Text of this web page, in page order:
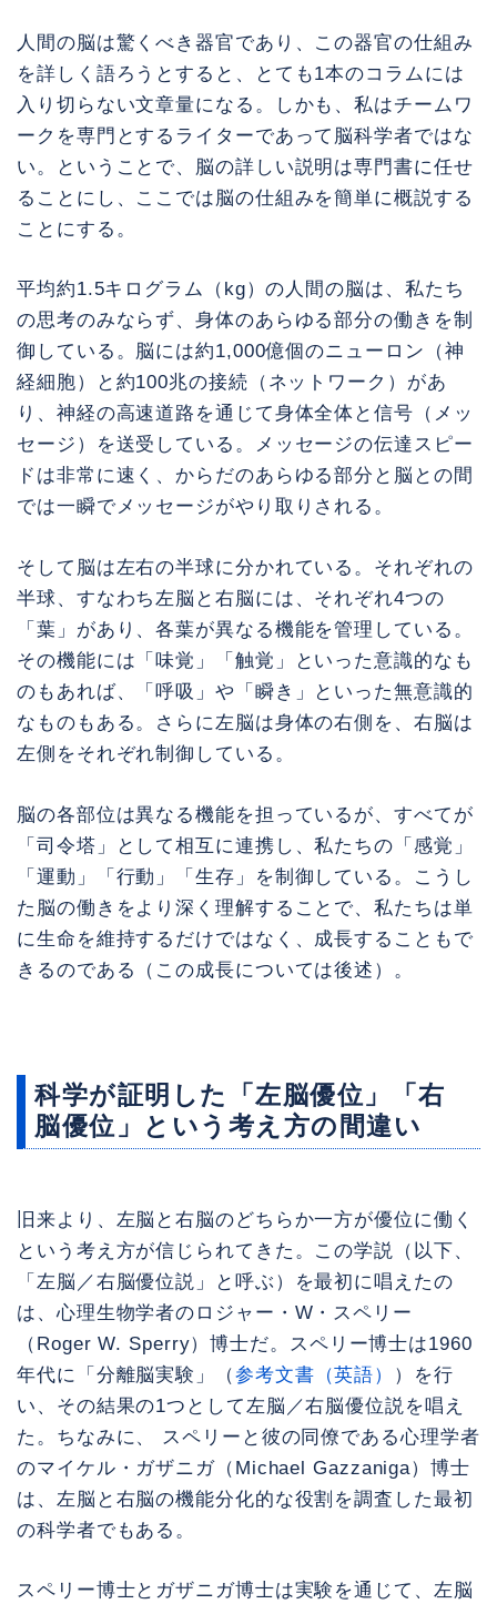
人間の脳は驚くべき器官であり、この器官の仕組み
を詳しく語ろうとすると、とても1本のコラムには
入り切らない文章量になる。しかも、私はチームワ
ークを専門とするライターであって脳科学者ではな
い。ということで、脳の詳しい説明は専門書に任せ
ることにし、ここでは脳の仕組みを簡単に概説する
ことにする。
平均約1.5キログラム（kg）の人間の脳は、私たち
の思考のみならず、身体のあらゆる部分の働きを制
御している。脳には約1,000億個のニューロン（神
経細胞）と約100兆の接続（ネットワーク）があ
り、神経の高速道路を通じて身体全体と信号（メッ
セージ）を送受している。メッセージの伝達スピー
ドは非常に速く、からだのあらゆる部分と脳との間
では一瞬でメッセージがやり取りされる。
そして脳は左右の半球に分かれている。それぞれの
半球、すなわち左脳と右脳には、それぞれ4つの
「葉」があり、各葉が異なる機能を管理している。
その機能には「味覚」「触覚」といった意識的なも
のもあれば、「呼吸」や「瞬き」といった無意識的
なものもある。さらに左脳は身体の右側を、右脳は
左側をそれぞれ制御している。
脳の各部位は異なる機能を担っているが、すべてが
「司令塔」として相互に連携し、私たちの「感覚」
「運動」「行動」「生存」を制御している。こうし
た脳の働きをより深く理解することで、私たちは単
に生命を維持するだけではなく、成長することもで
きるのである（この成長については後述）。
科学が証明した「左脳優位」「右
脳優位」という考え方の間違い
旧来より、左脳と右脳のどちらか一方が優位に働く
という考え方が信じられてきた。この学説（以下、
「左脳／右脳優位説」と呼ぶ）を最初に唱えたの
は、心理生物学者のロジャー・W・スペリー
（Roger W. Sperry）博士だ。スペリー博士は1960
年代に「分離脳実験」（参考文書（英語） ）を行
い、その結果の1つとして左脳／右脳優位説を唱え
た。ちなみに、 スペリーと彼の同僚である心理学者
のマイケル・ガザニガ（Michael Gazzaniga）博士
は、左脳と右脳の機能分化的な役割を調査した最初
の科学者でもある。
スペリー博士とガザニガ博士は実験を通じて、左脳